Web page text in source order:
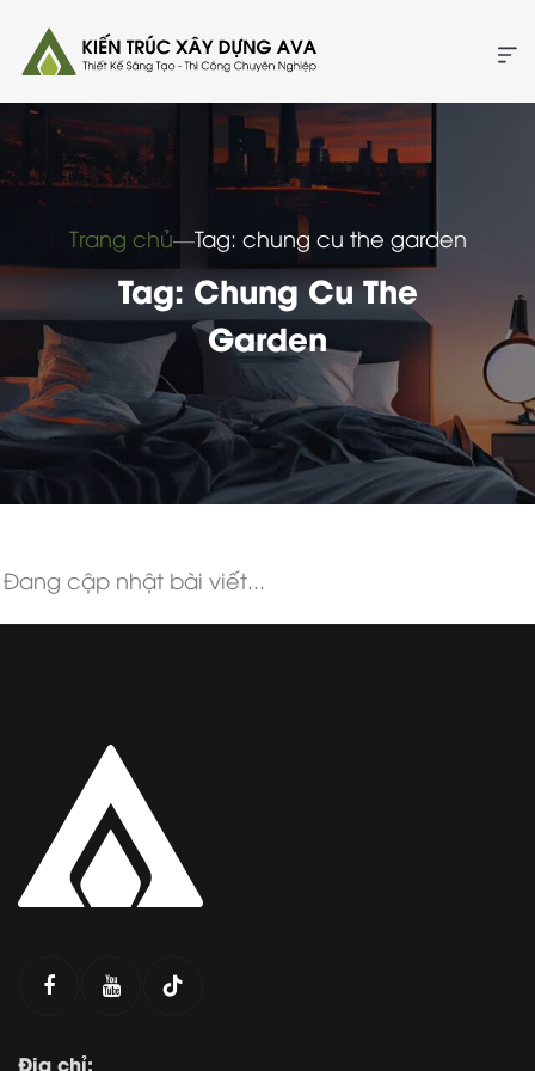
Trang chủ―Tag: chung cu the garden
Tag: Chung Cu The
Garden
Đang cập nhật bài viết...
Địa chỉ: